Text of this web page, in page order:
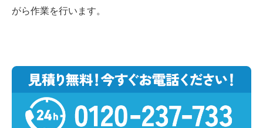
がら作業を行います。